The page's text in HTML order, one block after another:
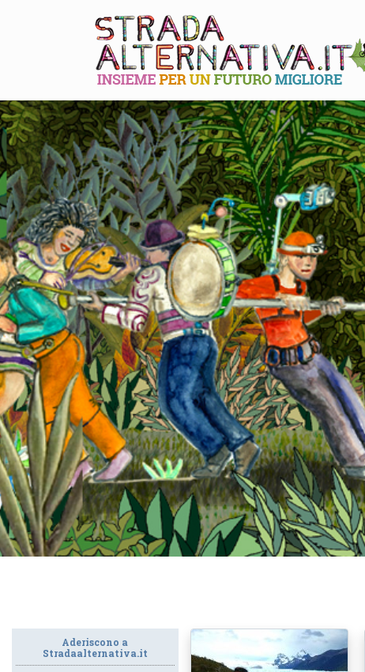
Aderiscono a
Stradaalternativa.it